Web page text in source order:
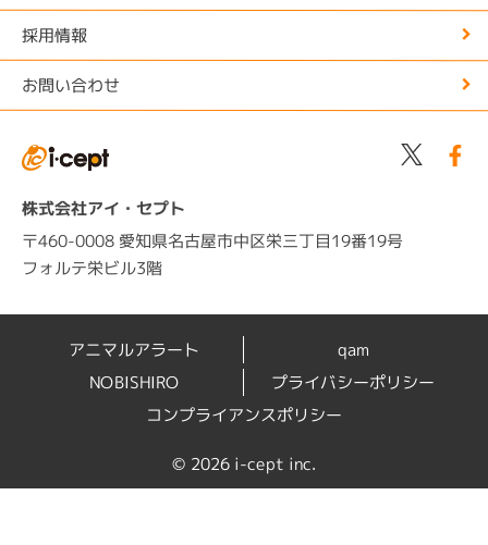
採用情報
お問い合わせ
株式会社アイ・セプト
〒460-0008 愛知県名古屋市中区栄三丁目19番19号
フォルテ栄ビル3階
アニマルアラート qam
NOBISHIRO プライバシーポリシー
コンプライアンスポリシー
© 2026 i-cept inc.